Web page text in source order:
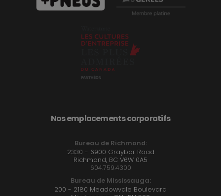
Nos emplacements corporatifs
Bureau de Richmond:
2330 - 6900 Graybar Road
Richmond, BC V6W 0A5
604.759.4300
Bureau de Mississauga:
200 - 2180 Meadowvale Boulevard